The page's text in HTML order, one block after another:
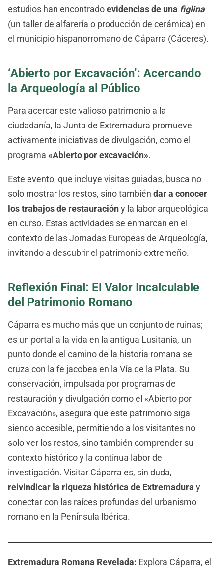
estudios han encontradoevidencias de una figlina
(un taller de alfarería o producción de cerámica) en
el municipio hispanorromano de Cáparra (Cáceres).
‘Abierto por Excavación’: Acercando
la Arqueología al Público
Para acercar este valioso patrimonio a la
ciudadanía, la Junta de Extremadura promueve
activamente iniciativas de divulgación, como el
programa «Abierto por excavación».
Este evento, que incluye visitas guiadas, busca no
solo mostrar los restos, sino también dar a conocer
los trabajos de restauracióny la labor arqueológica
en curso. Estas actividades se enmarcan en el
contexto de las Jornadas Europeas de Arqueología,
invitando a descubrir el patrimonio extremeño.
Reflexión Final: El Valor Incalculable
del Patrimonio Romano
Cáparra es mucho más que un conjunto de ruinas;
es un portal a la vida en la antigua Lusitania, un
punto donde el camino de la historia romana se
cruza con la fe jacobea en la Vía de la Plata. Su
conservación, impulsada por programas de
restauración y divulgación como el «Abierto por
Excavación», asegura que este patrimonio siga
siendo accesible, permitiendo a los visitantes no
solo ver los restos, sino también comprender su
contexto histórico y la continua labor de
investigación. Visitar Cáparra es, sin duda,
reivindicar la riqueza histórica de Extremadura y
conectar con las raíces profundas del urbanismo
romano en la Península Ibérica.
Extremadura Romana Revelada: Explora Cáparra, el